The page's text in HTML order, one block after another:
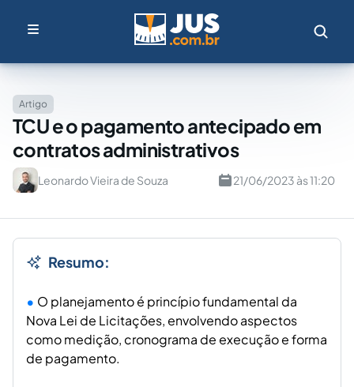
Artigo
TCU e o pagamento antecipado em
contratos administrativos
Leonardo Vieira de Souza 21/06/2023 às 11:20
Resumo:
O planejamento é princípio fundamental da
Nova Lei de Licitações, envolvendo aspectos
como medição, cronograma de execução e forma
de pagamento.